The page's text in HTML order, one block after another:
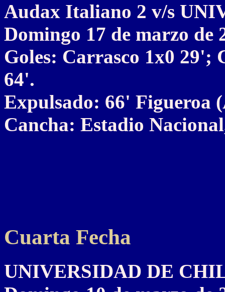
Audax Italiano 2 v/s
Domingo 17 de marzo de
Goles: Carrasco 1x0 29';
64'.
Expulsado: 66' Figueroa
Cancha: Estadio
Cuarta Fecha
UNIVERSIDAD DE